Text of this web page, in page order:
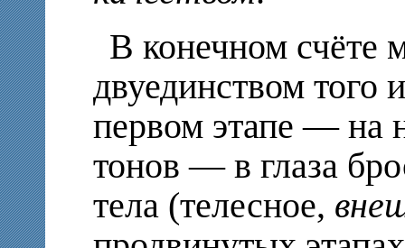
В конечном счёте
двуединством того
первом этапе — на
тонов — в глаза
тела (телесное,